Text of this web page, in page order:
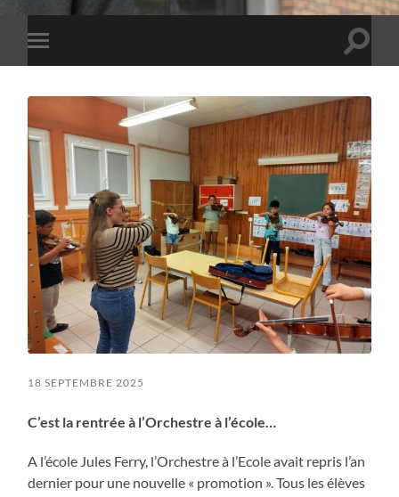
Toggle
mobile
Toggle
18 SEPTEMBRE 2025
C’est la rentrée à l’Orchestre à l’école…
A l’école Jules Ferry, l’Orchestre à l’Ecole avait repris l’an
dernier pour une nouvelle « promotion ». Tous les élèves